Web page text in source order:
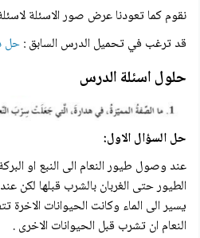
نقوم كما تعودنا عرض صور الاسئلة
قد ترغب في تحميل الدرس السابق :حل
حلول اسئلة الدرس
حل السؤال الاول:
عند وصول طيور النعام الى النبع او
الطيور حتى الغربان بالشرب قبلها لكن
يسير الى الماء وكانت الحيوانات
النعام ان تشرب قبل الحيوانات الاخرى .